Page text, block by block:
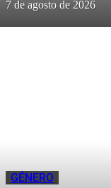
7 de agosto de 2026
GÉNERO